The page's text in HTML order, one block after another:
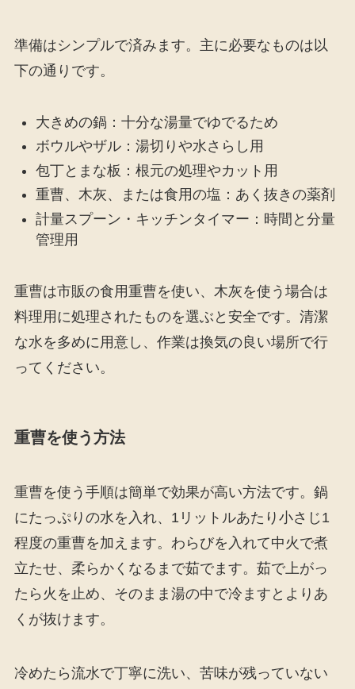
準備はシンプルで済みます。主に必要なものは以
下の通りです。
大きめの鍋：十分な湯量でゆでるため
ボウルやザル：湯切りや水さらし用
包丁とまな板：根元の処理やカット用
重曹、木灰、または食用の塩：あく抜きの薬剤
計量スプーン・キッチンタイマー：時間と分量
管理用
重曹は市販の食用重曹を使い、木灰を使う場合は
料理用に処理されたものを選ぶと安全です。清潔
な水を多めに用意し、作業は換気の良い場所で行
ってください。
重曹を使う方法
重曹を使う手順は簡単で効果が高い方法です。鍋
にたっぷりの水を入れ、1リットルあたり小さじ1
程度の重曹を加えます。わらびを入れて中火で煮
立たせ、柔らかくなるまで茹でます。茹で上がっ
たら火を止め、そのまま湯の中で冷ますとよりあ
くが抜けます。
冷めたら流水で丁寧に洗い、苦味が残っていない